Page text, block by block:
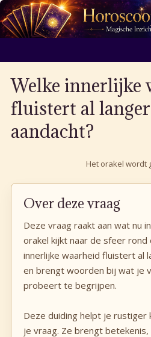
Welke innerlijke
fluistert al
aandacht?
Het orakel wordt
Over deze vraag
Deze vraag raakt aan wat nu
orakel kijkt naar de sfeer rond
innerlijke waarheid fluistert al
en brengt woorden bij wat je
probeert te begrijpen.
Deze duiding helpt je rustiger
je vraag. Ze brengt